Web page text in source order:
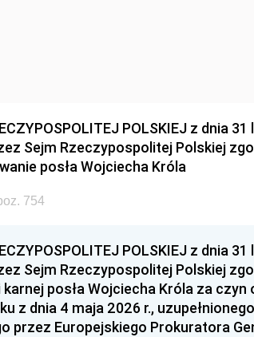
POLSKIEJ z dnia
Sejm Rzeczypospolitej Polskiej
posła Wojciecha Króla
754
POLSKIEJ z dnia
Sejm Rzeczypospolitej Polskiej
posła Wojciecha Króla za czyn
z dnia 4 maja 2026 r.,
przez Europejskiego Prokuratora